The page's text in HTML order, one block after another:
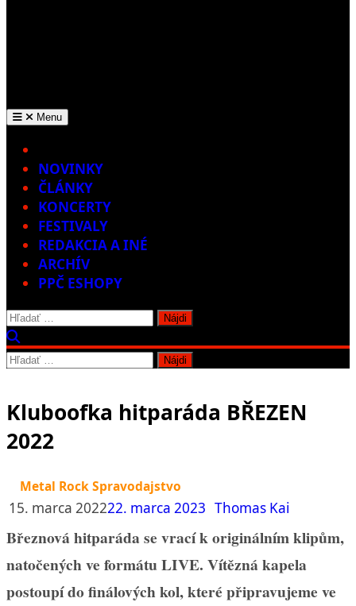
Menu
NOVINKY
ČLÁNKY
KONCERTY
FESTIVALY
REDAKCIA A INÉ
ARCHÍV
PPČ ESHOPY
Hľadať:
Hľadať:
Kluboofka hitparáda BŘEZEN
2022
Metal Rock Spravodajstvo
15. marca 202222. marca 2023 Thomas Kai
Březnová hitparáda se vrací k originálním klipům,
natočených ve formátu LIVE. Vítězná kapela
postoupí do finálových kol, které připravujeme ve